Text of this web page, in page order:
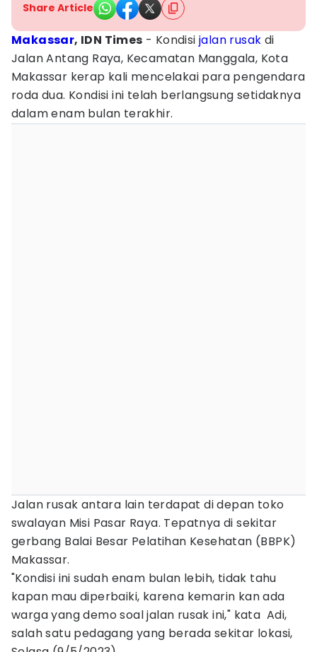
Share Article
Makassar, IDN Times - Kondisijalan rusak di
Jalan Antang Raya, Kecamatan Manggala, Kota
Makassar kerap kali mencelakai para pengendara
roda dua. Kondisi ini telah berlangsung setidaknya
dalam enam bulan terakhir.
Jalan rusak antara lain terdapat di depan toko
swalayan Misi Pasar Raya. Tepatnya di sekitar
gerbang Balai Besar Pelatihan Kesehatan (BBPK)
Makassar.
"Kondisi ini sudah enam bulan lebih, tidak tahu
kapan mau diperbaiki, karena kemarin kan ada
warga yang demo soal jalan rusak ini," kata Adi,
salah satu pedagang yang berada sekitar lokasi,